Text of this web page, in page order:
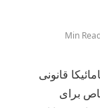
قانونی
برای